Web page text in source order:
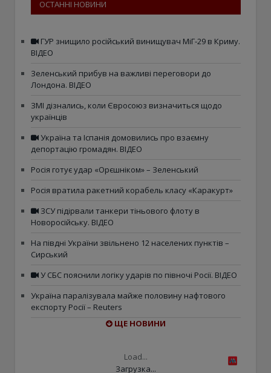
ОСТАННІ НОВИНИ
ГУР знищило російський винищувач МіГ-29 в Криму.
ВІДЕО
Зеленський прибув на важливі переговори до
Лондона. ВІДЕО
ЗМІ дізнались, коли Євросоюз визначиться щодо
українців
Україна та Іспанія домовились про взаємну
депортацію громадян. ВІДЕО
Росія готує удар «Орєшніком» – Зеленський
Росія вратила ракетний корабель класу «Каракурт»
ЗСУ підірвали танкери тіньового флоту в
Новоросійську. ВІДЕО
На півдні України звільнено 12 населених пунктів –
Сирський
У СБС пояснили логіку ударів по півночі Росії. ВІДЕО
Україна паралізувала майже половину нафтового
експорту Росії – Reuters
ЩЕ НОВИНИ
Load...
Загрузка...